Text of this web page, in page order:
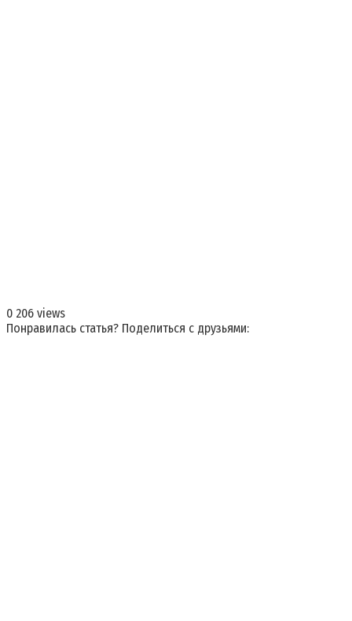
0 206 views
Понравилась статья? Поделиться с друзьями: